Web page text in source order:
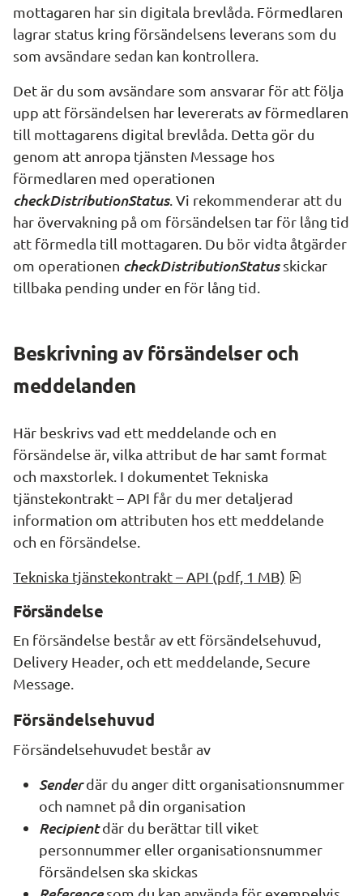
mottagaren har sin digitala brevlåda. Förmedlaren
lagrar status kring försändelsens leverans som du
som avsändare sedan kan kontrollera.
Det är du som avsändare som ansvarar för att följa
upp att försändelsen har levererats av förmedlaren
till mottagarens digital brevlåda. Detta gör du
genom att anropa tjänsten Message hos
checkDistributionStatus. Vi rekommenderar att du
har övervakning på om försändelsen tar för lång tid
att förmedla till mottagaren. Du bör vidta åtgärder
om operationen checkDistributionStatus skickar
tillbaka pending under en för lång tid.
Beskrivning av försändelser och
meddelanden
Här beskrivs vad ett meddelande och en
försändelse är, vilka attribut de har samt format
och maxstorlek. I dokumentet Tekniska
tjänstekontrakt – API får du mer detaljerad
information om attributen hos ett meddelande
och en försändelse.
Tekniska tjänstekontrakt – API (pdf, 1 MB)
Försändelse
Delivery Header , och ett meddelande, Secure
Message
Försändelsehuvud
Försändelsehuvudet består av
Sender där du anger ditt organisationsnummer
och namnet på din organisation
Recipient där du berättar till viket
personnummer eller organisationsnummer
försändelsen ska skickas